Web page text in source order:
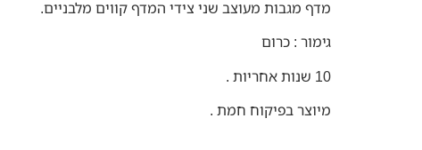
מדף מגבות מעוצב שני צידי המדף קווים מלבניים.
גימור : כרום
10 שנות אחריות .
מיוצר בפיקוח חמת .